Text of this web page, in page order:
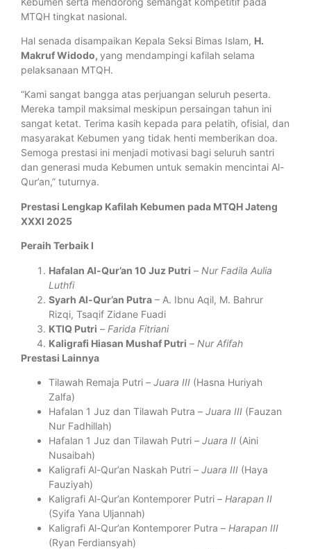
MTQH tingkat nasional.
Hal senada disampaikan Kepala Seksi Bimas Islam, H.
Makruf Widodo, yang mendampingi kafilah selama
pelaksanaan MTQH.
“Kami sangat bangga atas perjuangan seluruh peserta.
Mereka tampil maksimal meskipun persaingan tahun ini
sangat ketat. Terima kasih kepada para pelatih, ofisial, dan
masyarakat Kebumen yang tidak henti memberikan doa.
Semoga prestasi ini menjadi motivasi bagi seluruh santri
dan generasi muda Kebumen untuk semakin mencintai Al-
Qur’an,” tuturnya.
Prestasi Lengkap Kafilah Kebumen pada MTQH Jateng
XXXI 2025
Peraih Terbaik I
Hafalan Al-Qur’an 10 Juz Putri – Nur Fadila Aulia
Luthfi
Syarh Al-Qur’an Putra – A. Ibnu Aqil, M. Bahrur
Rizqi, Tsaqif Zidane Fuadi
KTIQ Putri – Farida Fitriani
Kaligrafi Hiasan Mushaf Putri – Nur Afifah
Prestasi Lainnya
Tilawah Remaja Putri – Juara III (Hasna Huriyah
Zalfa)
Hafalan 1 Juz dan Tilawah Putra – Juara III (Fauzan
Nur Fadhillah)
Hafalan 1 Juz dan Tilawah Putri – Juara II (Aini
Nusaibah)
Kaligrafi Al-Qur’an Naskah Putri – Juara III (Haya
Fauziyah)
Kaligrafi Al-Qur’an Kontemporer Putri – Harapan II
(Syifa Yana Uljannah)
Kaligrafi Al-Qur’an Kontemporer Putra – Harapan III
(Ryan Ferdiansyah)